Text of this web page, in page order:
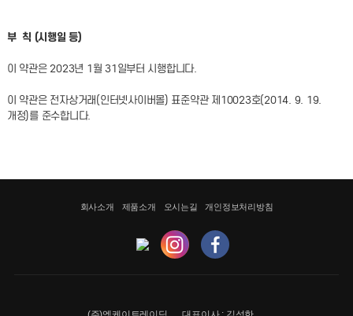
부 칙 (시행일 등)
이 약관은 2023년 1월 31일부터 시행합니다.
이 약관은 전자상거래(인터넷사이버몰) 표준약관 제10023호(2014. 9. 19.
개정)를 준수합니다.
회사소개 제품소개 오시는길 개인정보처리방침